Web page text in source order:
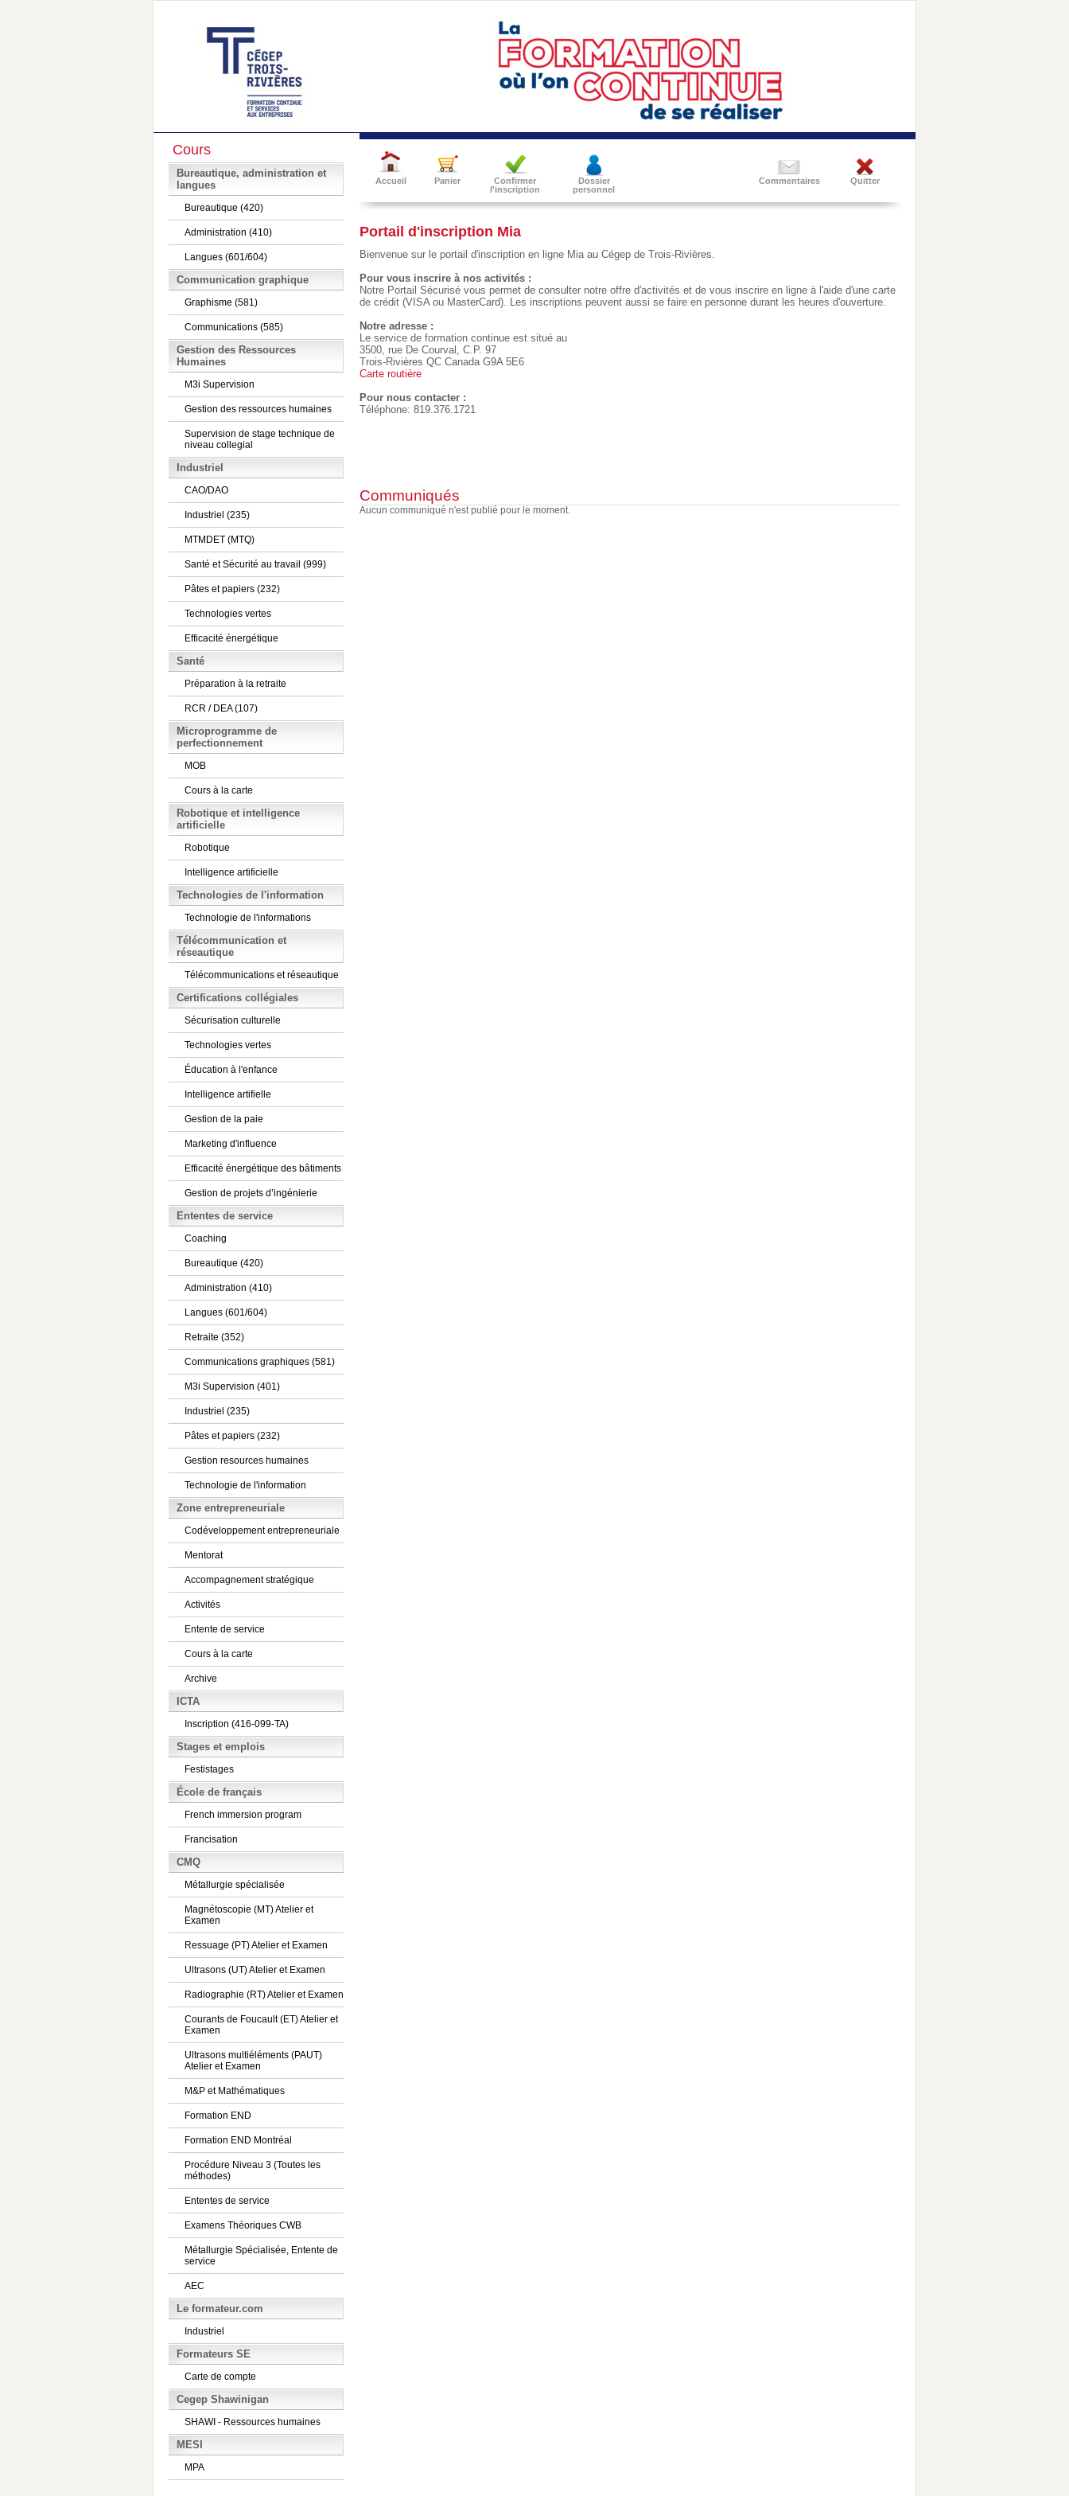
Cours
Bureautique, administration et
langues
Bureautique (420)
Administration (410)
Langues (601/604)
Communication graphique
Graphisme (581)
Communications (585)
Gestion des Ressources
Humaines
M3i Supervision
Gestion des ressources humaines
Supervision de stage technique de
niveau collegial
Industriel
CAO/DAO
Industriel (235)
MTMDET (MTQ)
Santé et Sécurité au travail (999)
Pâtes et papiers (232)
Technologies vertes
Efficacité énergétique
Santé
Préparation à la retraite
RCR / DEA (107)
Microprogramme de
perfectionnement
MOB
Cours à la carte
Robotique et intelligence
artificielle
Robotique
Intelligence artificielle
Technologies de l'information
Technologie de l'informations
Télécommunication et
réseautique
Télécommunications et réseautique
Certifications collégiales
Sécurisation culturelle
Technologies vertes
Éducation à l'enfance
Intelligence artifielle
Gestion de la paie
Marketing d'influence
Efficacité énergétique des bâtiments
Gestion de projets d’ingénierie
Ententes de service
Coaching
Bureautique (420)
Administration (410)
Langues (601/604)
Retraite (352)
Communications graphiques (581)
M3i Supervision (401)
Industriel (235)
Pâtes et papiers (232)
Gestion resources humaines
Technologie de l'information
Zone entrepreneuriale
Codéveloppement entrepreneuriale
Mentorat
Accompagnement stratégique
Activités
Entente de service
Cours à la carte
Archive
ICTA
Inscription (416-099-TA)
Stages et emplois
Festistages
École de français
French immersion program
Francisation
CMQ
Métallurgie spécialisée
Magnétoscopie (MT) Atelier et
Examen
Ressuage (PT) Atelier et Examen
Ultrasons (UT) Atelier et Examen
Radiographie (RT) Atelier et Examen
Courants de Foucault (ET) Atelier et
Examen
Ultrasons multiéléments (PAUT)
Atelier et Examen
M&P et Mathématiques
Formation END
Formation END Montréal
Procédure Niveau 3 (Toutes les
méthodes)
Ententes de service
Examens Théoriques CWB
Métallurgie Spécialisée, Entente de
service
AEC
Le formateur.com
Industriel
Formateurs SE
Carte de compte
Cegep Shawinigan
SHAWI - Ressources humaines
MESI
MPA
Accueil Panier
Confirmer
l'inscription
Dossier
personnel
Quitter
Commentaires
Portail d'inscription Mia
Bienvenue sur le portail d'inscription en ligne Mia au Cégep de Trois-Rivières.
Pour vous inscrire à nos activités :
Notre Portail Sécurisé vous permet de consulter notre offre d'activités et de vous inscrire en ligne à l'aide d'une carte
de crédit (VISA ou MasterCard). Les inscriptions peuvent aussi se faire en personne durant les heures d'ouverture.
Notre adresse :
Le service de formation continue est situé au
3500, rue De Courval, C.P. 97
Trois-Rivières QC Canada G9A 5E6
Carte routière
Pour nous contacter :
Téléphone: 819.376.1721
Communiqués
Aucun communiqué n'est publié pour le moment.